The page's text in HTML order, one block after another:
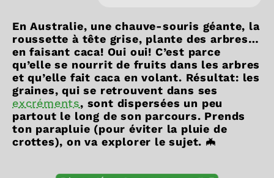
En Australie, une chauve-souris géante, la
roussette à tête grise, plante des arbres…
en faisant caca! Oui oui! C’est parce
qu’elle se nourrit de fruits dans les arbres
et qu’elle fait caca en volant. Résultat: les
graines, qui se retrouvent dans ses
excréments, sont dispersées un peu
partout le long de son parcours. Prends
ton parapluie (pour éviter la pluie de
crottes), on va explorer le sujet. 🦇